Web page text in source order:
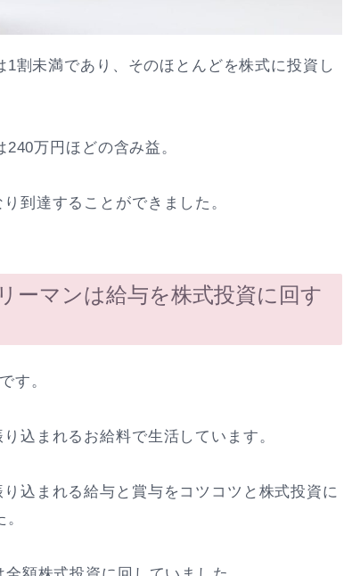
割未満であり、そのほとんどを株式に投資し
万円ほどの含み益。
到達することができました。
ーマンは給与を株式投資に回す
す。
込まれるお給料で生活しています。
込まれる給与と賞与をコツコツと株式投資に